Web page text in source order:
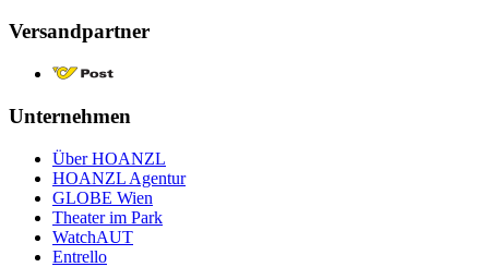
Versandpartner
Unternehmen
Über HOANZL
HOANZL Agentur
GLOBE Wien
Theater im Park
WatchAUT
Entrello